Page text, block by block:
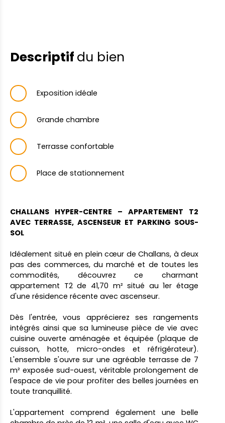
Descriptif du bien
Exposition idéale
Grande chambre
Terrasse confortable
Place de stationnement
CHALLANS HYPER-CENTRE – APPARTEMENT T2
AVEC TERRASSE, ASCENSEUR ET PARKING SOUS-
SOL
Idéalement situé en plein cœur de Challans, à deux
pas des commerces, du marché et de toutes les
commodités, découvrez ce charmant
appartement T2 de 41,70 m² situé au 1er étage
d'une résidence récente avec ascenseur.
Dès l'entrée, vous apprécierez ses rangements
intégrés ainsi que sa lumineuse pièce de vie avec
cuisine ouverte aménagée et équipée (plaque de
cuisson, hotte, micro-ondes et réfrigérateur).
L'ensemble s'ouvre sur une agréable terrasse de 7
m² exposée sud-ouest, véritable prolongement de
l'espace de vie pour profiter des belles journées en
toute tranquillité.
L'appartement comprend également une belle